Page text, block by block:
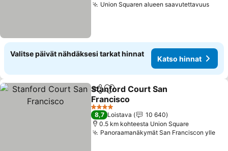
Union Squaren alueen saavutettavuus
Valitse päivät nähdäksesi tarkat hinnat
Katso hinnat
Jaa Lisää suosikkeihin
Stanford Court San
Francisco
4 Tähtiluokitus
8,7 Loistava
10 640
0.5 km kohteesta Union Square
Panoraamanäkymät San Franciscon ylle